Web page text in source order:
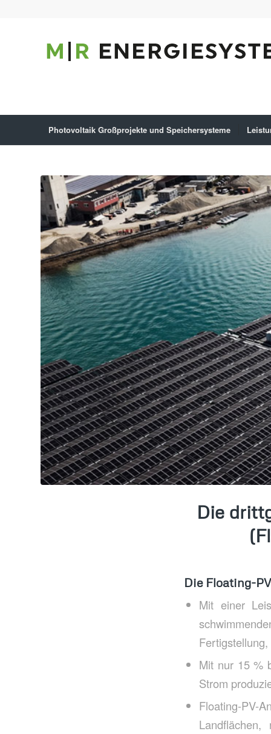
Photovoltaik Großprojekte und Speichersysteme
Die
Die Floating-
Mit einer
Mit nur 15 %
Strom
Floating-